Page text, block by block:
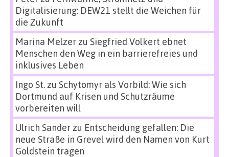
Digitalisierung: DEW21 stellt die Weichen für
die Zukunft
Marina Melzerzu Siegfried Volkert ebnet
Menschen den Weg in ein barrierefreies und
inklusives Leben
Ingo St.zu Schytomyr als Vorbild: Wie sich
Dortmund auf Krisen und Schutzräume
vorbereiten will
Ulrich Sanderzu Entscheidung gefallen: Die
neue Straße in Grevel wird den Namen von Kurt
Goldstein tragen